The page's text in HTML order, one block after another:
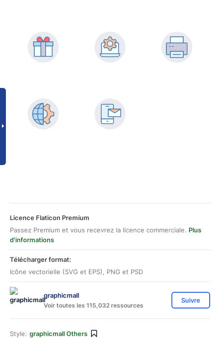
Licence Flaticon Premium
Passez Premium et vous recevrez la licence commerciale. Plus
d'informations
Télécharger format:
Icône vectorielle (SVG et EPS), PNG et PSD
graphicmall
Voir toutes les 115,032 ressources
Suivre
Style: graphicmall Others